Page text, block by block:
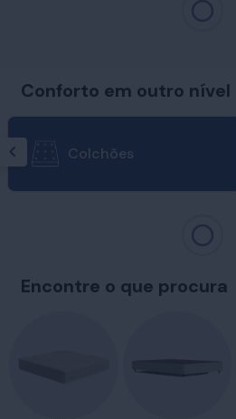
Conforto em outro nível
Colchões
Encontre o que procura